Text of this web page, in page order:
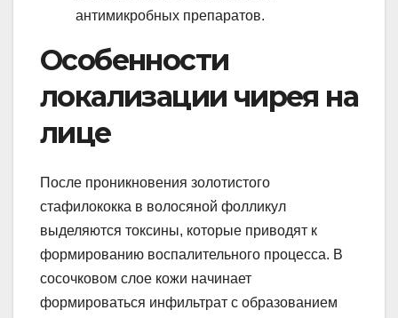
антимикробных препаратов.
Особенности
локализации чирея на
лице
После проникновения золотистого
стафилококка в волосяной фолликул
выделяются токсины, которые приводят к
формированию воспалительного процесса. В
сосочковом слое кожи начинает
формироваться инфильтрат с образованием